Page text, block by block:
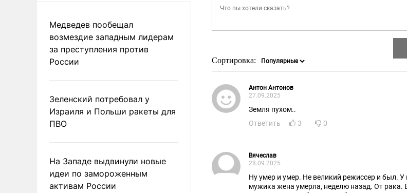
Медведев пообещал
возмездие западным лидерам
за преступления против
России
Зеленский потребовал у
Израиля и Польши ракеты для
ПВО
На Западе выдвинули новые
идеи по замороженным
активам России
Сортировка:
Антон Антонов
27.09.2025
Земля пухом..
Ответить
3 0
Вячеслав
28.09.2025
Ну умер и умер. Не великий режиссер и был. У
мужика жена умерла, неделю назад. От рака.